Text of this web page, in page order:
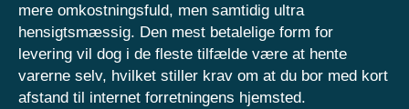
mere omkostningsfuld, men samtidig ultra
hensigtsmæssig. Den mest betalelige form for
levering vil dog i de fleste tilfælde være at hente
varerne selv, hvilket stiller krav om at du bor med kort
afstand til internet forretningens hjemsted.